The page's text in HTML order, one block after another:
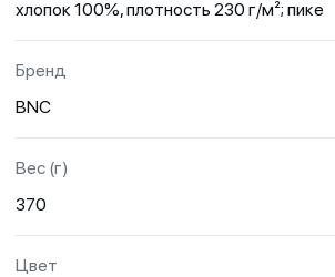
хлопок 100%, плотность 230 г/м²; пике
Бренд
BNC
Вес (г)
370
Цвет